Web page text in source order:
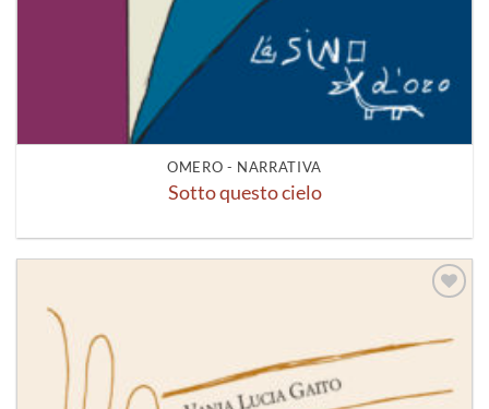
OMERO - NARRATIVA
Sotto questo cielo
dei